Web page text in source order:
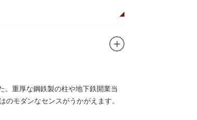
。重厚な鋼鉄製の柱や地下鉄開業当
モダンなセンスがうかがえます。